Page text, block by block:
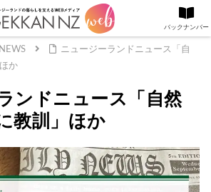
ニュージーランドニュース「自
か
ンドニュース「自然
教訓」ほか
バックナンバー